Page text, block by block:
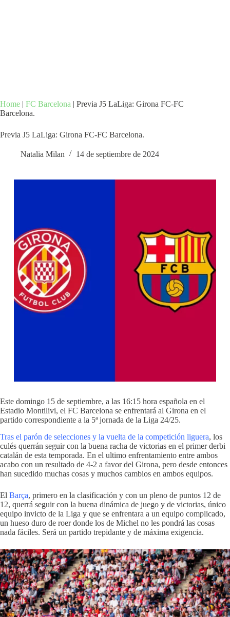
Home | FC Barcelona | Previa J5 LaLiga: Girona FC-FC
Barcelona.
Previa J5 LaLiga: Girona FC-FC Barcelona.
Natalia Milan 14 de septiembre de 2024
Este domingo 15 de septiembre, a las 16:15 hora española en el
Estadio Montilivi, el FC Barcelona se enfrentará al Girona en el
partido correspondiente a la 5ª jornada de la Liga 24/25.
Tras el parón de selecciones y la vuelta de la competición liguera, los
culés querrán seguir con la buena racha de victorias en el primer derbi
catalán de esta temporada. En el ultimo enfrentamiento entre ambos
acabo con un resultado de 4-2 a favor del Girona, pero desde entonces
han sucedido muchas cosas y muchos cambios en ambos equipos.
El Barça, primero en la clasificación y con un pleno de puntos 12 de
12, querrá seguir con la buena dinámica de juego y de victorias, único
equipo invicto de la Liga y que se enfrentara a un equipo complicado,
un hueso duro de roer donde los de Michel no les pondrá las cosas
nada fáciles. Será un partido trepidante y de máxima exigencia.